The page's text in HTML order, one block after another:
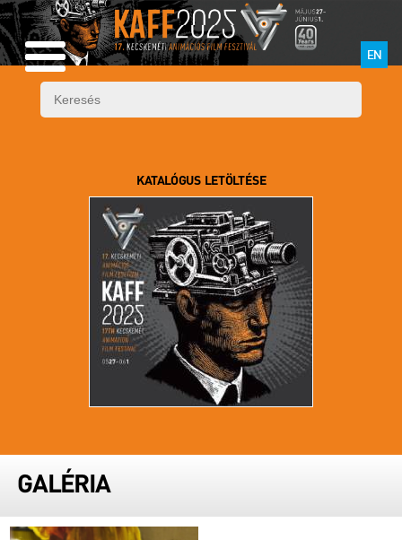
EN
KATALÓGUS LETÖLTÉSE
GALÉRIA